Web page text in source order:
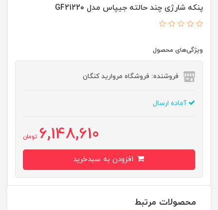
پنکه شارژی چند حالته جیپاس مدل GF21220
ویژگی‌های محصول
فروشنده: فروشگاه مروارید کنگان
آماده ارسال
6,148,610 تومان
محصولات مرتبط